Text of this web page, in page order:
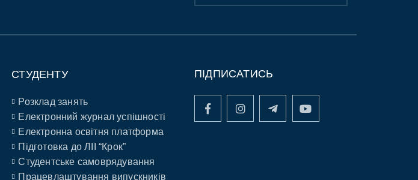
СТУДЕНТУ
Розклад занять
Електронний журнал успішності
Електронна освітня платформа
Підготовка до ЛІІ “Крок”
Студентське самоврядування
Працевлаштування випускників
ПІДПИСАТИСЬ